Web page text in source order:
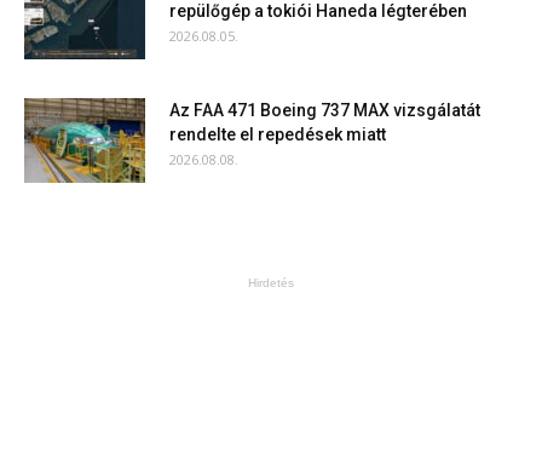
repülőgép a tokiói Haneda légterében
2026.08.05.
Az FAA 471 Boeing 737 MAX vizsgálatát
rendelte el repedések miatt
2026.08.08.
Hirdetés